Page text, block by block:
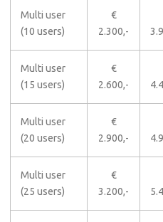
Multi user
(10 users)
€
2.300,-
Multi user
(15 users)
€
2.600,-
Multi user
(20 users)
€
2.900,-
Multi user
(25 users)
€
3.200,-